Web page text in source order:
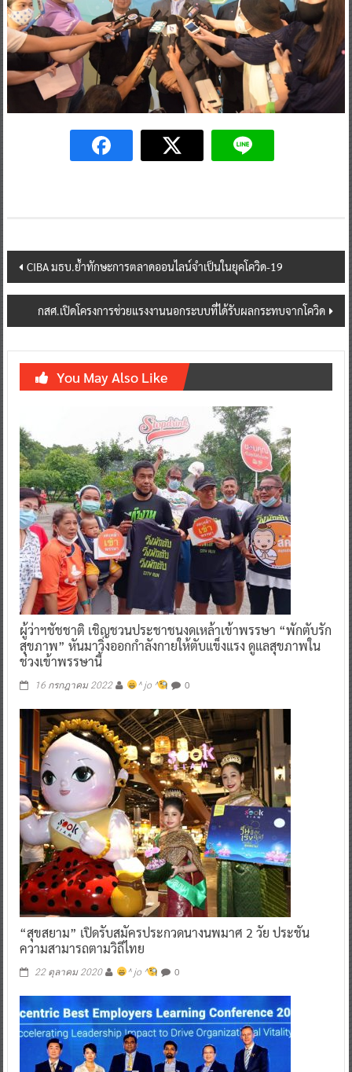
Post
navigation
CIBA มธบ.ย้ำทักษะการตลาดออนไลน์จำเป็นในยุคโควิด-19
กสศ.เปิดโครงการช่วยแรงงานนอกระบบที่ได้รับผลกระทบจากโควิด
You May Also Like
ผู้ว่าฯชัชชาติ เชิญชวนประชาชนงดเหล้าเข้าพรรษา “พักตับรัก
สุขภาพ” หันมาวิ่งออกกำลังกายให้ตับแข็งแรง ดูแลสุขภาพใน
ช่วงเข้าพรรษานี้
16 กรกฎาคม 2022 ^ jo ^ 0
“สุขสยาม” เปิดรับสมัครประกวดนางนพมาศ 2 วัย ประชัน
ความสามารถตามวิถีไทย
22 ตุลาคม 2020 ^ jo ^ 0